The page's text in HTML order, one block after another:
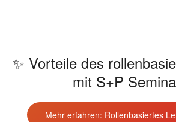
✨ Vorteile des
mit S+P
Mehr erfahren: Rollenbasiertes